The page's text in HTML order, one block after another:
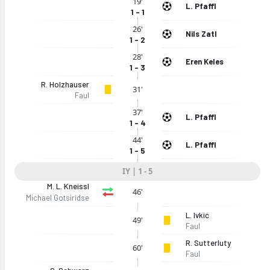
1 - 1
L. Pfaffl
26'
1 - 2
Nils Zatl
28'
1 - 3
Eren Keles
R. Holzhauser
Faul
31'
37'
1 - 4
L. Pfaffl
44'
1 - 5
L. Pfaffl
IY | 1 - 5
M. L. Kneissl
Michael Gotsiridse
46'
49'
L. Ivkic
Faul
60'
R. Sutterluty
Faul